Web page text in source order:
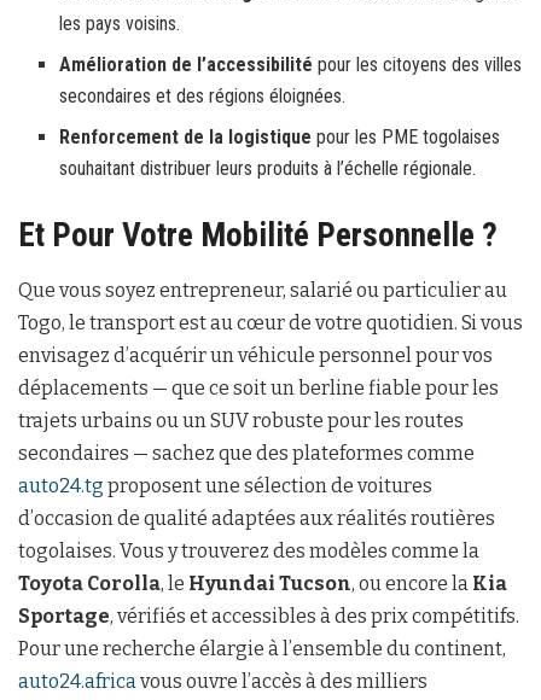
les pays voisins.
Amélioration de l’accessibilité pour les citoyens des villes
secondaires et des régions éloignées.
Renforcement de la logistique pour les PME togolaises
souhaitant distribuer leurs produits à l’échelle régionale.
Et Pour Votre Mobilité Personnelle ?
Que vous soyez entrepreneur, salarié ou particulier au
Togo, le transport est au cœur de votre quotidien. Si vous
envisagez d’acquérir un véhicule personnel pour vos
déplacements — que ce soit un berline fiable pour les
trajets urbains ou un SUV robuste pour les routes
secondaires — sachez que des plateformes comme
auto24.tg proposent une sélection de voitures
d’occasion de qualité adaptées aux réalités routières
togolaises. Vous y trouverez des modèles comme la
Toyota Corolla, le Hyundai Tucson, ou encore la Kia
Sportage, vérifiés et accessibles à des prix compétitifs.
Pour une recherche élargie à l’ensemble du continent,
auto24.africa vous ouvre l’accès à des milliers